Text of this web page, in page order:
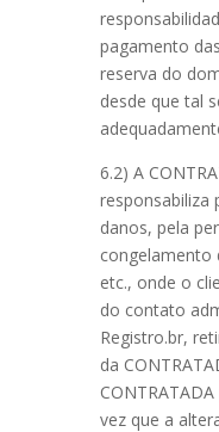
pagamento
reserva do
desde que tal
6.2) A
responsabiliza
danos, pela
congelamento
etc., onde o
do contato
Registro.br,
da
vez que a